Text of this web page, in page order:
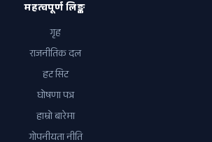
महत्वपूर्ण लिङ्क
गृह
राजनीतिक दल
हट सिट
घोषणा पत्र
हाम्रो बारेमा
गोपनीयता नीति